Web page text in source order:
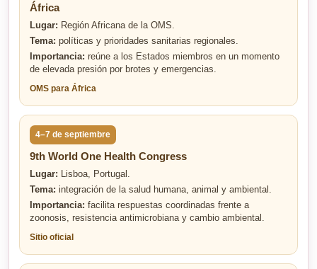
África
Lugar: Región Africana de la OMS.
Tema: políticas y prioridades sanitarias regionales.
Importancia: reúne a los Estados miembros en un momento
de elevada presión por brotes y emergencias.
OMS para África
4–7 de septiembre
9th World One Health Congress
Lugar: Lisboa, Portugal.
Tema: integración de la salud humana, animal y ambiental.
Importancia: facilita respuestas coordinadas frente a
zoonosis, resistencia antimicrobiana y cambio ambiental.
Sitio oficial